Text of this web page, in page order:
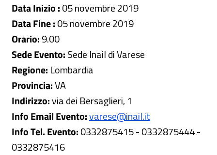
Data Inizio :05 novembre 2019
Data Fine :05 novembre 2019
Orario:9.00
Sede Evento:Sede Inail di Varese
Regione: Lombardia
Provincia:VA
Indirizzo:via dei Bersaglieri, 1
Info Email Evento:varese@inail.it
Info Tel. Evento:0332875415 - 0332875444 -
0332875416